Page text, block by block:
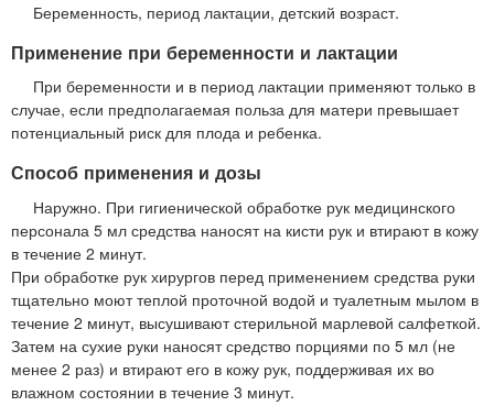
Беременность, период лактации, детский возраст.
Применение при беременности и лактации
При беременности и в период лактации применяют только в
случае, если предполагаемая польза для матери превышает
потенциальный риск для плода и ребенка.
Способ применения и дозы
Наружно. При гигиенической обработке рук медицинского
персонала 5 мл средства наносят на кисти рук и втирают в кожу
в течение 2 минут.
При обработке рук хирургов перед применением средства руки
тщательно моют теплой проточной водой и туалетным мылом в
течение 2 минут, высушивают стерильной марлевой салфеткой.
Затем на сухие руки наносят средство порциями по 5 мл (не
менее 2 раз) и втирают его в кожу рук, поддерживая их во
влажном состоянии в течение 3 минут.